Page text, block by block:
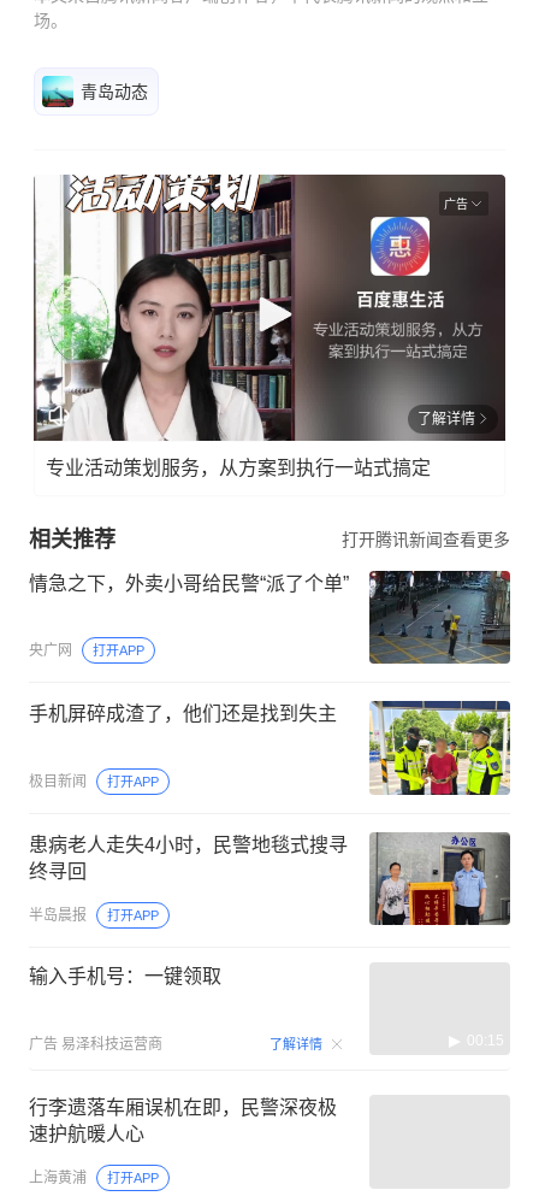
场。
青岛动态
广告
了解详情
专业活动策划服务，从方案到执行一站式搞定
相关推荐 打开腾讯新闻查看更多
情急之下，外卖小哥给民警“派了个单”
央广网 打开APP
手机屏碎成渣了，他们还是找到失主
极目新闻 打开APP
患病老人走失4小时，民警地毯式搜寻
终寻回
半岛晨报 打开APP
输入手机号：一键领取
广告 易泽科技运营商 了解详情 00:15
行李遗落车厢误机在即，民警深夜极
速护航暖人心
上海黄浦 打开APP